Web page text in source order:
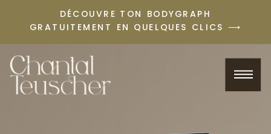
DÉCOUVRE TON BODYGRAPH
GRATUITEMENT EN QUELQUES CLICS ⟶